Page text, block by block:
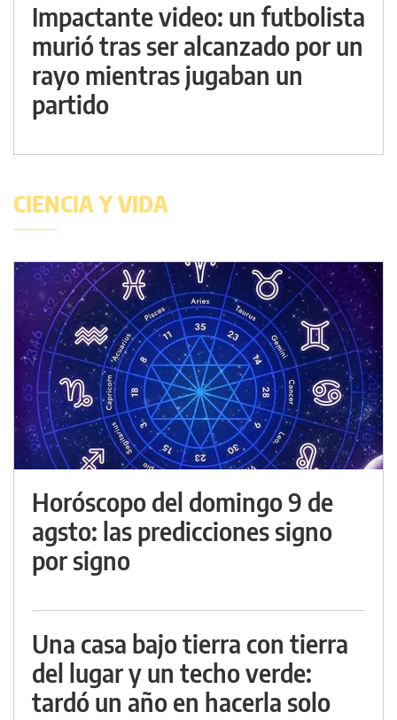
Impactante video: un futbolista
murió tras ser alcanzado por un
rayo mientras jugaban un
partido
CIENCIA Y VIDA
Horóscopo del domingo 9 de
agsto: las predicciones signo
por signo
Una casa bajo tierra con tierra
del lugar y un techo verde:
tardó un año en hacerla solo